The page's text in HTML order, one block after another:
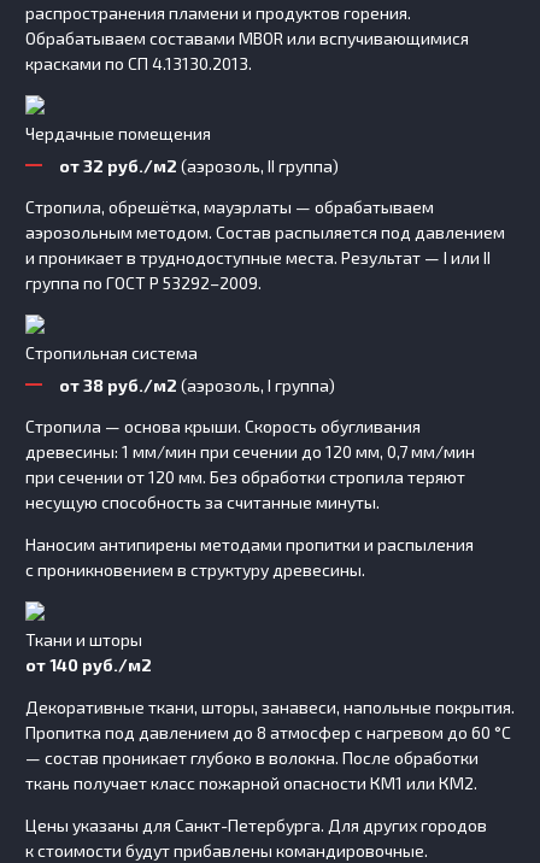
распространения пламени и продуктов горения.
Обрабатываем составами MBOR или вспучивающимися
красками по СП 4.13130.2013.
Чердачные помещения
от 32 руб./м2 (аэрозоль, II группа)
Стропила, обрешётка, мауэрлаты — обрабатываем
аэрозольным методом. Состав распыляется под давлением
и проникает в труднодоступные места. Результат — I или II
группа по ГОСТ Р 53292–2009.
Стропильная система
от 38 руб./м2 (аэрозоль, I группа)
Стропила — основа крыши. Скорость обугливания
древесины: 1 мм/мин при сечении до 120 мм, 0,7 мм/мин
при сечении от 120 мм. Без обработки стропила теряют
несущую способность за считанные минуты.
Наносим антипирены методами пропитки и распыления
с проникновением в структуру древесины.
Ткани и шторы
от 140 руб./м2
Декоративные ткани, шторы, занавеси, напольные покрытия.
Пропитка под давлением до 8 атмосфер с нагревом до 60 °C
— состав проникает глубоко в волокна. После обработки
ткань получает класс пожарной опасности КМ1 или КМ2.
Цены указаны для Санкт-Петербурга. Для других городов
к стоимости будут прибавлены командировочные.